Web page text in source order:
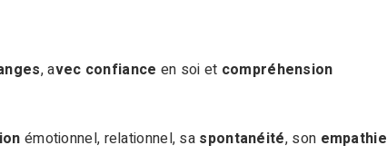
, avec confiance en soi et compréhension
émotionnel, relationnel, sa spontanéité, son empathie